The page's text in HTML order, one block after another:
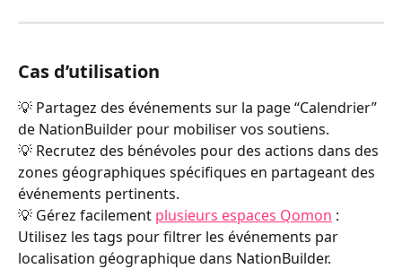
Cas d’utilisation
💡 Partagez des événements sur la page “Calendrier”
de NationBuilder pour mobiliser vos soutiens.
💡 Recrutez des bénévoles pour des actions dans des
zones géographiques spécifiques en partageant des
événements pertinents.
💡 Gérez facilement plusieurs espaces Qomon :
Utilisez les tags pour filtrer les événements par
localisation géographique dans NationBuilder.